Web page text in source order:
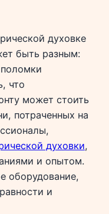
духовке
быть разным:
что
может стоить
потраченных на
духовки,
и опытом.
оборудование,
и